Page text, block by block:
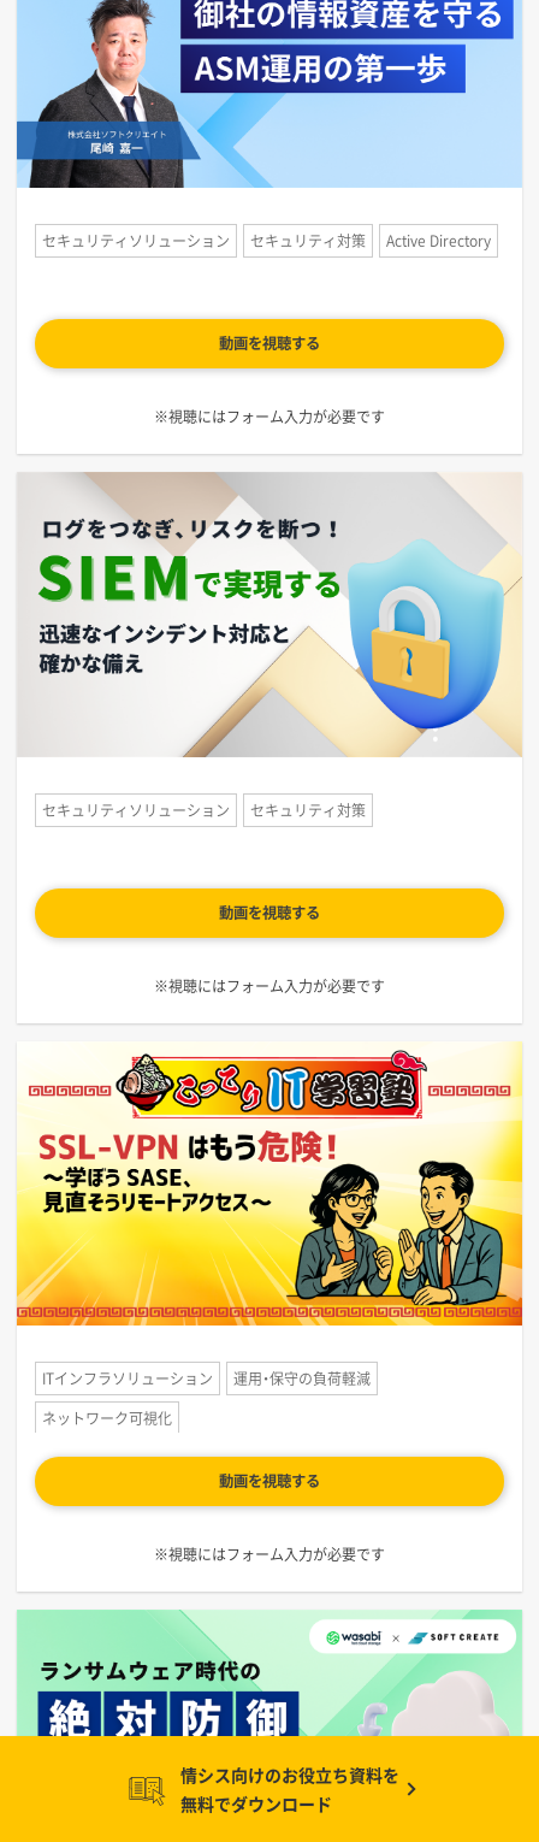
セキュリティソリューション セキュリティ対策 Active Directory
動画を視聴する
※視聴にはフォーム入力が必要です
セキュリティソリューション セキュリティ対策
動画を視聴する
※視聴にはフォーム入力が必要です
ITインフラソリューション
運用・保守の負荷軽減
ネットワーク可視化
動画を視聴する
※視聴にはフォーム入力が必要です
情シス向けのお役立ち資料を
無料でダウンロード